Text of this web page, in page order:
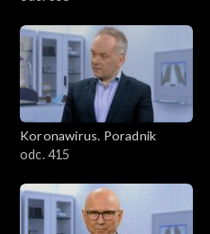
Koronawirus. Poradnik
odc. 415